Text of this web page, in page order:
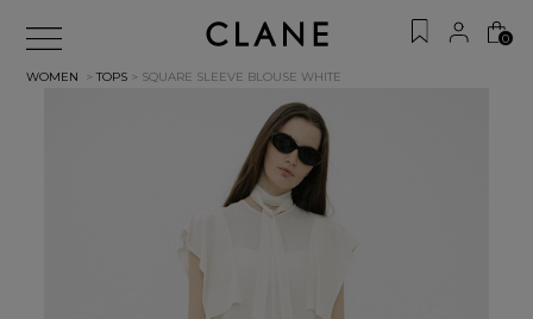
0
WOMEN >TOPS > SQUARE SLEEVE BLOUSEWHITE